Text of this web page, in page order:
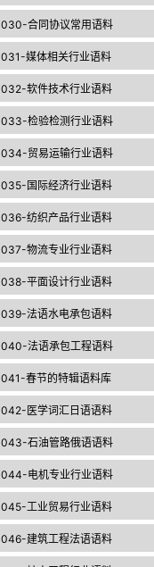
030-合同协议常用语料
031-媒体相关行业语料
032-软件技术行业语料
033-检验检测行业语料
034-贸易运输行业语料
035-国际经济行业语料
036-纺织产品行业语料
037-物流专业行业语料
038-平面设计行业语料
039-法语水电承包语料
040-法语承包工程语料
041-春节的特辑语料库
042-医学词汇日语语料
043-石油管路俄语语料
044-电机专业行业语料
045-工业贸易行业语料
046-建筑工程法语语料